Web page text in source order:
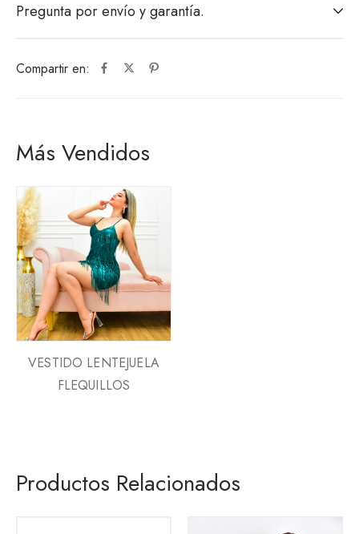
Compartir en:
Pregunta por envío y garantía.
Más Vendidos
VESTIDO LENTEJUELA
FLEQUILLOS
Productos Relacionados